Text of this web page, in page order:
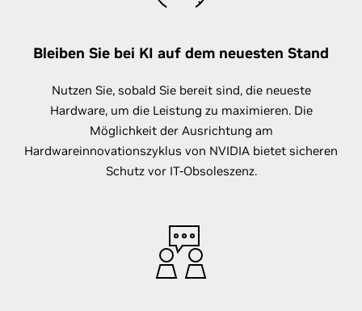
Bleiben Sie bei KI auf dem neuesten Stand
Nutzen Sie, sobald Sie bereit sind, die neueste
Hardware, um die Leistung zu maximieren. Die
Möglichkeit der Ausrichtung am
Hardwareinnovationszyklus von NVIDIA bietet sicheren
Schutz vor IT-Obsoleszenz.